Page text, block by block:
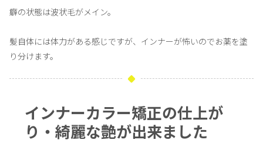
癖の状態は波状毛がメイン。
髪自体には体力がある感じですが、インナーが怖いのでお薬を塗
り分けます。
インナーカラー矯正の仕上が
り・綺麗な艶が出来ました